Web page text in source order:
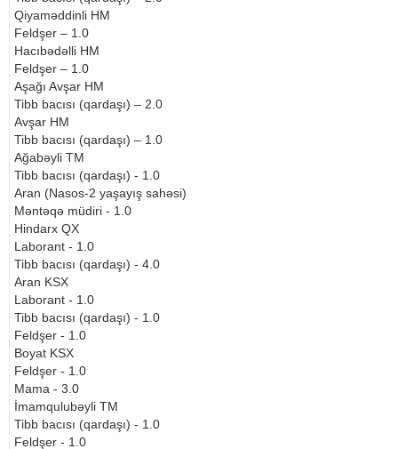
Qiyaməddinli HM
Feldşer – 1.0
Hacıbədəlli HM
Feldşer – 1.0
Aşağı Avşar HM
Tibb bacısı (qardaşı) – 2.0
Avşar HM
Tibb bacısı (qardaşı) – 1.0
Ağabəyli TM
Tibb bacısı (qardaşı) - 1.0
Aran (Nasos-2 yaşayış sahəsi)
Məntəqə müdiri - 1.0
Hindarx QX
Laborant - 1.0
Tibb bacısı (qardaşı) - 4.0
Aran KSX
Laborant - 1.0
Tibb bacısı (qardaşı) - 1.0
Feldşer - 1.0
Boyat KSX
Feldşer - 1.0
Mama - 3.0
İmamqulubəyli TM
Tibb bacısı (qardaşı) - 1.0
Feldşer - 1.0